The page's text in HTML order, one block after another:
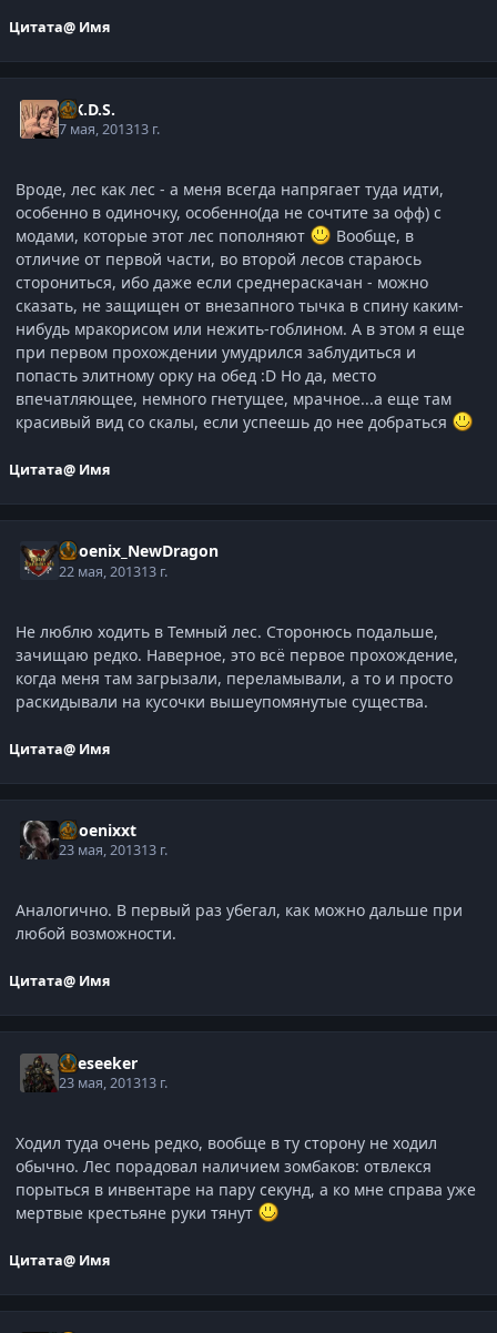
Цитата@ Имя
C.K.D.S.
7 мая, 201313 г.
Вроде, лес как лес - а меня всегда напрягает туда идти,
особенно в одиночку, особенно(да не сочтите за офф) с
модами, которые этот лес пополняют
Вообще, в
отличие от первой части, во второй лесов стараюсь
сторониться, ибо даже если среднераскачан - можно
сказать, не защищен от внезапного тычка в спину каким-
нибудь мракорисом или нежить-гоблином. А в этом я еще
при первом прохождении умудрился заблудиться и
попасть элитному орку на обед :D Но да, место
впечатляющее, немного гнетущее, мрачное...а еще там
красивый вид со скалы, если успеешь до нее добраться
Цитата@ Имя
Phoenix_NewDragon
22 мая, 201313 г.
Не люблю ходить в Темный лес. Сторонюсь подальше,
зачищаю редко. Наверное, это всё первое прохождение,
когда меня там загрызали, переламывали, а то и просто
раскидывали на кусочки вышеупомянутые существа.
Цитата@ Имя
phoenixxt
23 мая, 201313 г.
Аналогично. В первый раз убегал, как можно дальше при
любой возможности.
Цитата@ Имя
Oreseeker
23 мая, 201313 г.
Ходил туда очень редко, вообще в ту сторону не ходил
обычно. Лес порадовал наличием зомбаков: отвлекся
порыться в инвентаре на пару секунд, а ко мне справа уже
мертвые крестьяне руки тянут
Цитата@ Имя